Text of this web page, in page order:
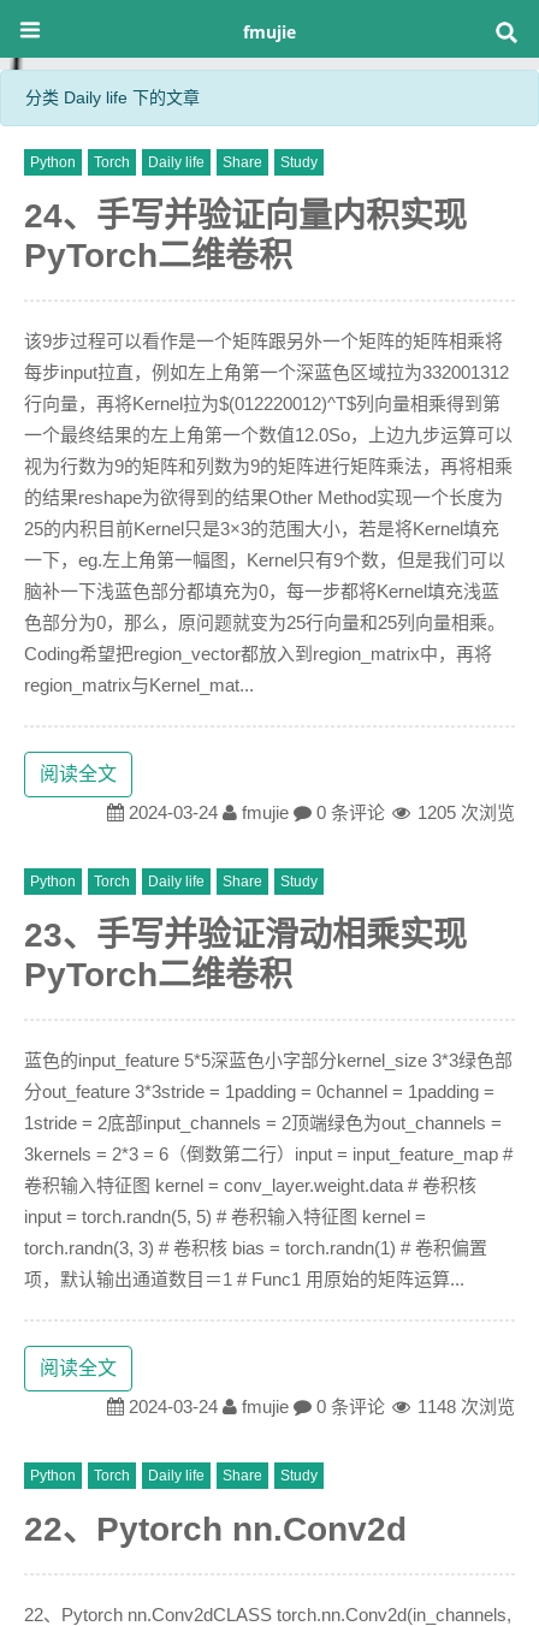
fmujie
分类 Daily life 下的文章
Python Torch Daily life Share Study
24、手写并验证向量内积实现
PyTorch二维卷积
该9步过程可以看作是一个矩阵跟另外一个矩阵的矩阵相乘将
每步input拉直，例如左上角第一个深蓝色区域拉为332001312
行向量，再将Kernel拉为$(012220012)^T$列向量相乘得到第
一个最终结果的左上角第一个数值12.0So，上边九步运算可以
视为行数为9的矩阵和列数为9的矩阵进行矩阵乘法，再将相乘
的结果reshape为欲得到的结果Other Method实现一个长度为
25的内积目前Kernel只是3×3的范围大小，若是将Kernel填充
一下，eg.左上角第一幅图，Kernel只有9个数，但是我们可以
脑补一下浅蓝色部分都填充为0，每一步都将Kernel填充浅蓝
色部分为0，那么，原问题就变为25行向量和25列向量相乘。
Coding希望把region_vector都放入到region_matrix中，再将
region_matrix与Kernel_mat...
阅读全文
2024-03-24
fmujie 0 条评论 1205 次浏览
Python Torch Daily life Share Study
23、手写并验证滑动相乘实现
PyTorch二维卷积
蓝色的input_feature 5*5深蓝色小字部分kernel_size 3*3绿色部
分out_feature 3*3stride = 1padding = 0channel = 1padding =
1stride = 2底部input_channels = 2顶端绿色为out_channels =
3kernels = 2*3 = 6（倒数第二行）input = input_feature_map #
卷积输入特征图 kernel = conv_layer.weight.data # 卷积核
input = torch.randn(5, 5) # 卷积输入特征图 kernel =
torch.randn(3, 3) # 卷积核 bias = torch.randn(1) # 卷积偏置
项，默认输出通道数目＝1 # Func1 用原始的矩阵运算...
阅读全文
2024-03-24
fmujie 0 条评论 1148 次浏览
Python Torch Daily life Share Study
22、Pytorch nn.Conv2d
22、Pytorch nn.Conv2dCLASS torch.nn.Conv2d(in_channels,